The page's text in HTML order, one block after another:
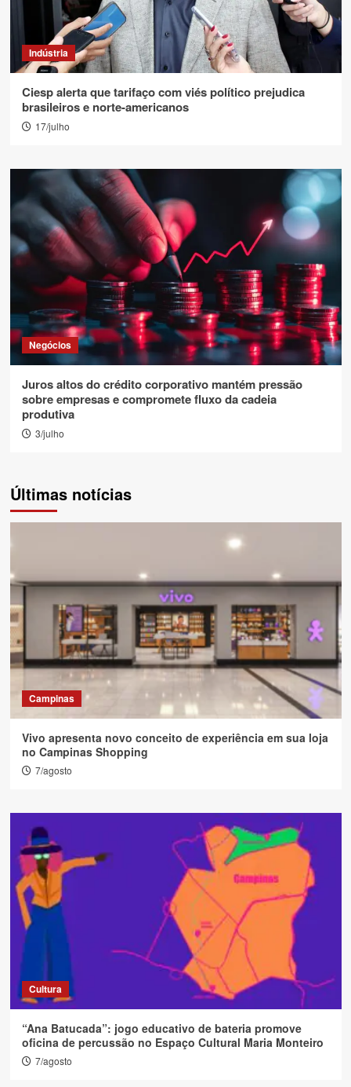
Indústria
Ciesp alerta que tarifaço com viés político prejudica
brasileiros e norte-americanos
17/julho
Negócios
Juros altos do crédito corporativo mantém pressão
sobre empresas e compromete fluxo da cadeia
produtiva
3/julho
Últimas notícias
Campinas
Vivo apresenta novo conceito de experiência em sua loja
no Campinas Shopping
7/agosto
Cultura
“Ana Batucada”: jogo educativo de bateria promove
oficina de percussão no Espaço Cultural Maria Monteiro
7/agosto